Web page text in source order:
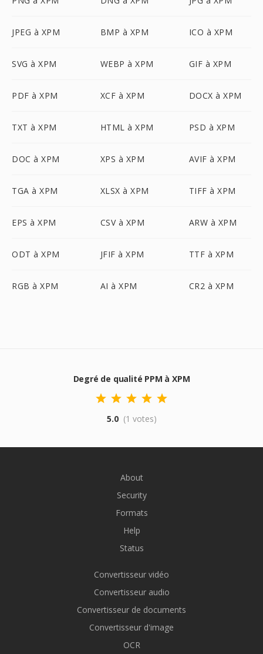
JPEG à XPM BMP à XPM ICO à XPM
SVG à XPM WEBP à XPM GIF à XPM
PDF à XPM XCF à XPM DOCX à XPM
TXT à XPM HTML à XPM PSD à XPM
DOC à XPM XPS à XPM AVIF à XPM
TGA à XPM XLSX à XPM TIFF à XPM
EPS à XPM CSV à XPM ARW à XPM
ODT à XPM JFIF à XPM TTF à XPM
RGB à XPM AI à XPM CR2 à XPM
Degré de qualité PPM à XPM
5.0 (1 votes)
About
Security
Formats
Help
Status
Convertisseur vidéo
Convertisseur audio
Convertisseur de documents
Convertisseur d'image
OCR